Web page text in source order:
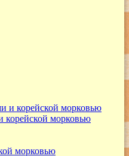
корейской морковью